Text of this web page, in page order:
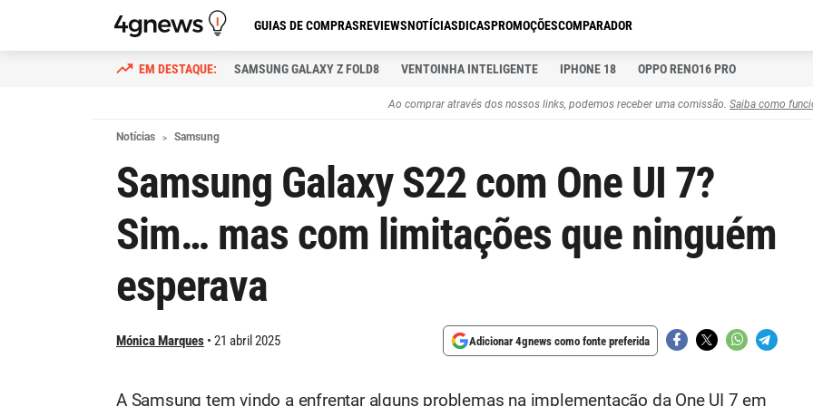
GUIAS DE COMPRASREVIEWSNOTÍCIASDICASPROMOÇÕESCOMPARADOR
SAMSUNG GALAXY Z FOLD8 VENTOINHA INTELIGENTE IPHONE 18 OPPO RENO16 PRO
Ao comprar através dos nossos links, podemos receber uma comissão. Saiba como
Notícias Samsung
Samsung Galaxy S22 com One UI 7?
Sim… mas com limitações que ninguém
esperava
Mónica Marques 21 abril 2025 Adicionar 4gnews como fonte preferida
A Samsung tem vindo a enfrentar alguns problemas na implementação da One UI 7 em